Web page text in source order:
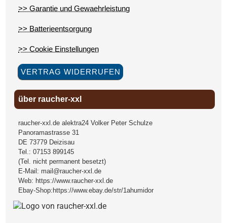
>> Garantie und Gewaehrleistung
>> Batterieentsorgung
>> Cookie Einstellungen
VERTRAG WIDERRUFEN
über raucher-xxl
raucher-xxl.de alektra24 Volker Peter Schulze
Panoramastrasse 31
DE 73779 Deizisau
Tel.:07153 899145
(Tel. nicht permanent besetzt)
E-Mail: mail@raucher-xxl.de
Web: https://www.raucher-xxl.de
Ebay-Shop: https://www.ebay.de/str/1ahumidor